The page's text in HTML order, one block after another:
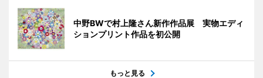
中野BWで村上隆さん新作作品展 実物エディ
ションプリント作品を初公開
もっと見る